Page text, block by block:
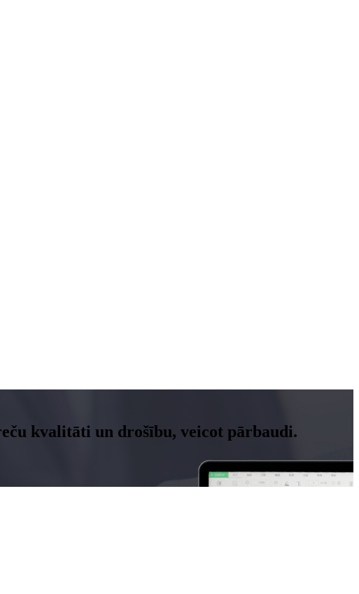
kvalitāti un drošību, veicot pārbaudi.